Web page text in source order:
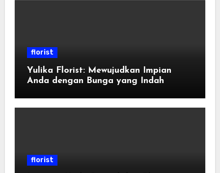
florist
Yulika Florist: Mewujudkan Impian
Anda dengan Bunga yang Indah
florist